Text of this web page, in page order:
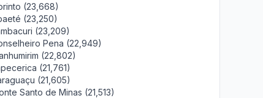
(23,668)
(23,250)
(23,209)
Pena (22,949)
(22,802)
(21,761)
(21,605)
Santo de Minas (21,513)